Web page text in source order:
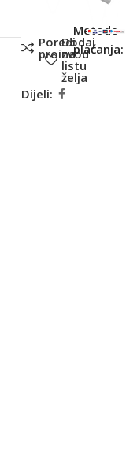
Poredi
proizvod
Dodaj
na
listu
želja
Dijeli:
Metode
plaćanja: